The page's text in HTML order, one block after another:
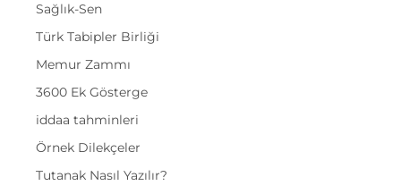
Sağlık-Sen
Türk Tabipler Birliği
Memur Zammı
3600 Ek Gösterge
iddaa tahminleri
Örnek Dilekçeler
Tutanak Nasıl Yazılır?